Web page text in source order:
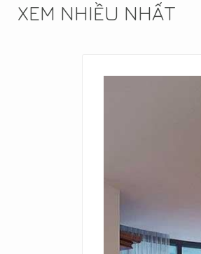
XEM NHIỀU NHẤT